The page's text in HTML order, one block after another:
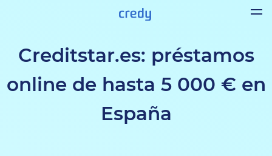
Creditstar.es: préstamos
online de hasta 5 000 € en
España